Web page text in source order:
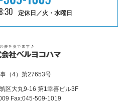
定休日／火・水曜日
（4）第27653号
区⼤丸9-16 第1幸喜ビル3F
Fax:045-509-1019